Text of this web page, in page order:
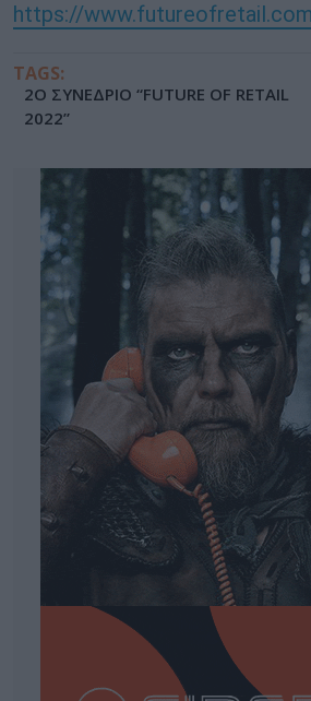
https://
TAGS:
2Ο ΣΥΝΕΔΡΙΟ “FUTURE OF RETAIL
2022”